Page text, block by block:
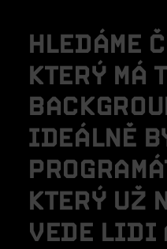
HLEDÁME Č
KTERÝ MÁ T
BACKGROU
IDEÁLNĚ B
PROGRAMÁ
KTERÝ UŽ
VEDE LIDI